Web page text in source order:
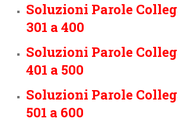
Soluzioni Parole
301 a 400
Soluzioni Parole
401 a 500
Soluzioni Parole
501 a 600